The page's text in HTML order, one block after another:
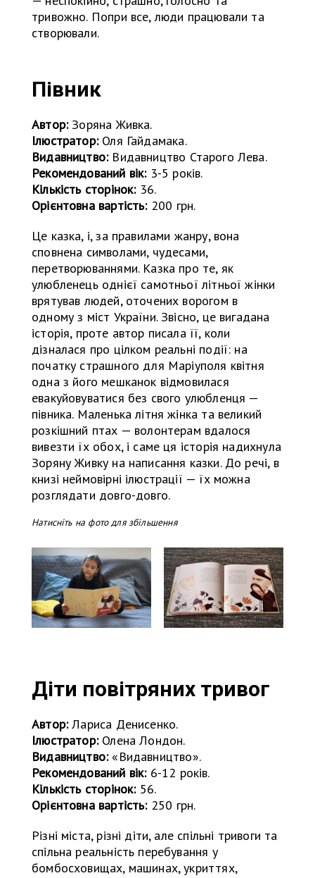
тривожно. Попри все, люди працювали та
створювали.
Півник
Автор:Зоряна Живка.
Ілюстратор:Оля Гайдамака.
Видавництво: Видавництво Старого Лева.
Рекомендований вік:3-5 років.
Кількість сторінок:36.
Орієнтовна вартість:200 грн.
Це казка, і, за правилами жанру, вона
сповнена символами, чудесами,
перетворюваннями. Казка про те, як
улюбленець однієї самотньої літньої жінки
врятував людей, оточених ворогом в
одному з міст України. Звісно, це вигадана
історія, проте автор писала її, коли
дізналася про цілком реальні події: на
початку страшного для Маріуполя квітня
одна з його мешканок відмовилася
евакуйовуватися без свого улюбленця —
півника. Маленька літня жінка та великий
розкішний птах — волонтерам вдалося
вивезти їх обох, і саме ця історія надихнула
Зоряну Живку на написання казки. До речі, в
книзі неймовірні ілюстрації — їх можна
розглядати довго-довго.
Натисніть на фото для збільшення
Діти повітряних тривог
Автор:Лариса Денисенко.
Ілюстратор:Олена Лондон.
Видавництво:«Видавництво».
Рекомендований вік:6-12 років.
Кількість сторінок:56.
Орієнтовна вартість:250 грн.
Різні міста, різні діти, але спільні тривоги та
спільна реальність перебування у
бомбосховищах, машинах, укриттях,